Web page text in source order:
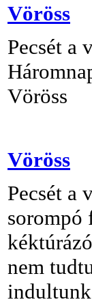
Vöröss
Pecsét a
Vöröss
Vöröss
Pecsét a
sorompó
nem